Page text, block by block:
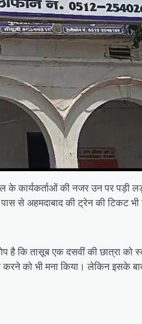
के कार्यकर्ताओं की नजर उन पर
से अहमदाबाद की ट्रेन की टिकट भी
कि तासूब एक दसवीं की छात्रा
को भी मना किया। लेकिन इसके